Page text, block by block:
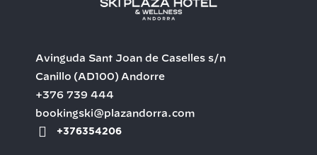
Avinguda Sant Joan de Caselles s/n
Canillo (AD100) Andorre
+376 739 444
bookingski@plazandorra.com
+376354206